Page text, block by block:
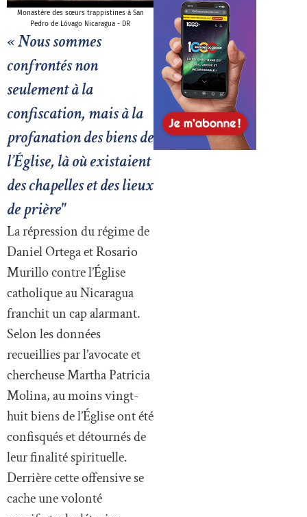
Monastère des sœurs trappistines à San
Pedro de Lóvago Nicaragua - DR
« Nous sommes
confrontés non
seulement à la
confiscation, mais à la
profanation des biens de
l’Église, là où existaient
des chapelles et des lieux
de prière"
La répression du régime de
Daniel Ortega et Rosario
Murillo contre l’Église
catholique au Nicaragua
franchit un cap alarmant.
Selon les données
recueillies par l’avocate et
chercheuse Martha Patricia
Molina, au moins vingt-
huit biens de l’Église ont été
confisqués et détournés de
leur finalité spirituelle.
Derrière cette offensive se
cache une volonté